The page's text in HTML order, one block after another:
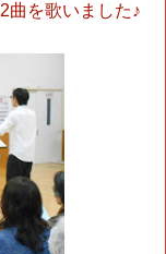
2曲を歌いました♪